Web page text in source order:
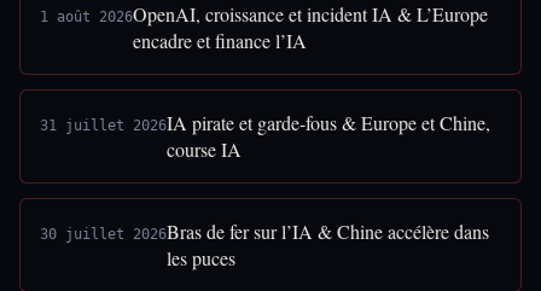
1 août 2026OpenAI, croissance et incident IA & L’Europe
encadre et finance l’IA
31 juillet 2026IA pirate et garde-fous & Europe et Chine,
course IA
30 juillet 2026Bras de fer sur l’IA & Chine accélère dans
les puces